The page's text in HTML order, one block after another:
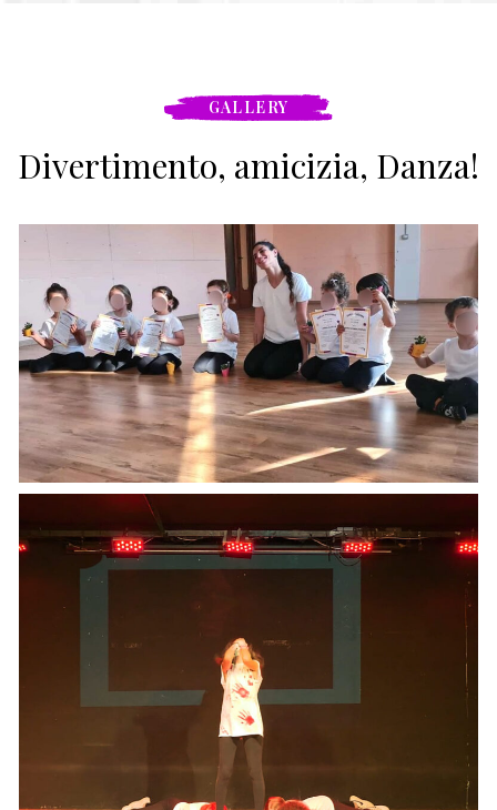
GALLERY
Divertimento, amicizia, Danza!